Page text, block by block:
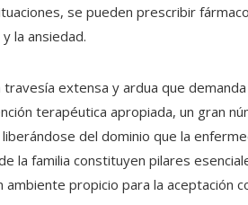
se pueden prescribir
la ansiedad.
extensa y ardua que
terapéutica apropiada, un gran
del dominio que la
la familia constituyen pilares
propicio para la aceptación